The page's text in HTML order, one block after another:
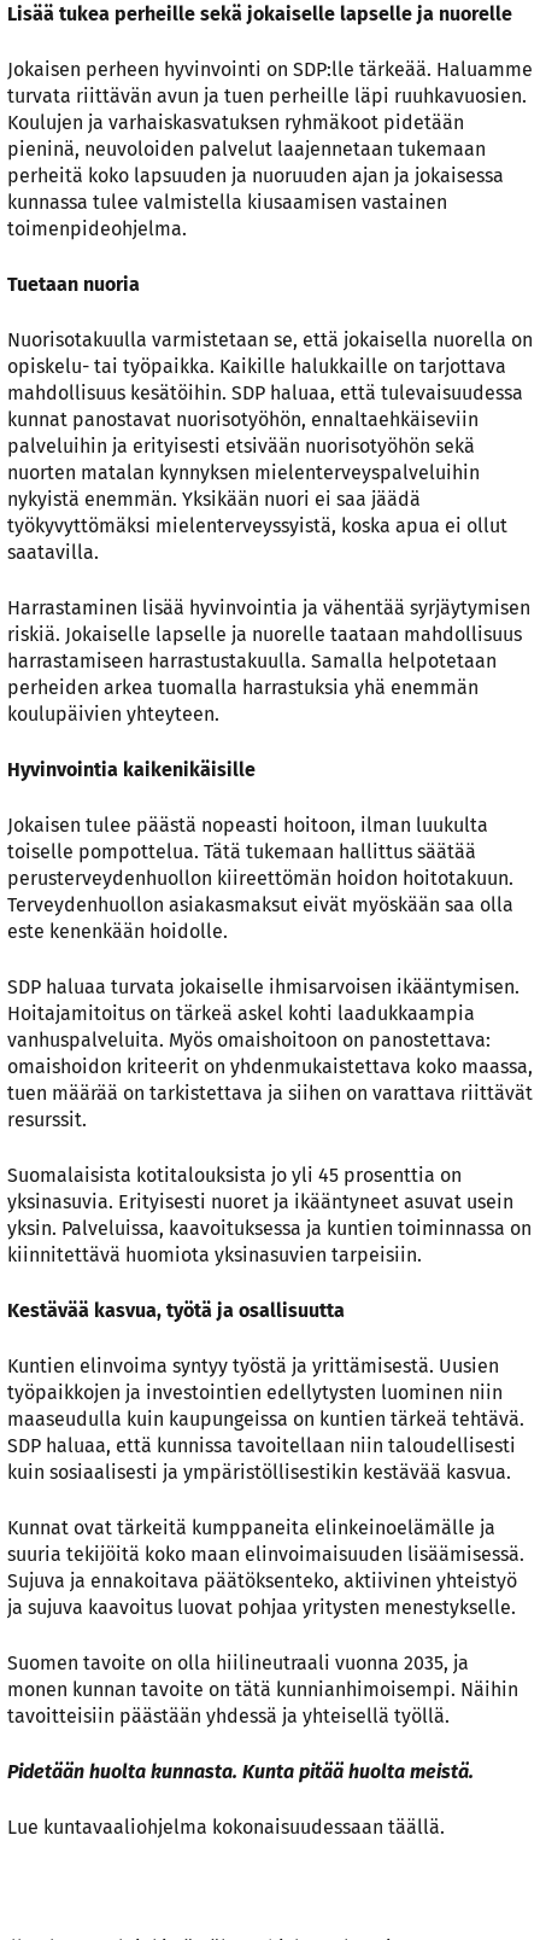
Lisää tukea perheille sekä jokaiselle lapselle ja nuorelle
Jokaisen perheen hyvinvointi on SDP:lle tärkeää. Haluamme
turvata riittävän avun ja tuen perheille läpi ruuhkavuosien.
Koulujen ja varhaiskasvatuksen ryhmäkoot pidetään
pieninä, neuvoloiden palvelut laajennetaan tukemaan
perheitä koko lapsuuden ja nuoruuden ajan ja jokaisessa
kunnassa tulee valmistella kiusaamisen vastainen
toimenpideohjelma.
Tuetaan nuoria
Nuorisotakuulla varmistetaan se, että jokaisella nuorella on
opiskelu- tai työpaikka. Kaikille halukkaille on tarjottava
mahdollisuus kesätöihin. SDP haluaa, että tulevaisuudessa
kunnat panostavat nuorisotyöhön, ennaltaehkäiseviin
palveluihin ja erityisesti etsivään nuorisotyöhön sekä
nuorten matalan kynnyksen mielenterveyspalveluihin
nykyistä enemmän. Yksikään nuori ei saa jäädä
työkyvyttömäksi mielenterveyssyistä, koska apua ei ollut
saatavilla.
Harrastaminen lisää hyvinvointia ja vähentää syrjäytymisen
riskiä. Jokaiselle lapselle ja nuorelle taataan mahdollisuus
harrastamiseen harrastustakuulla. Samalla helpotetaan
perheiden arkea tuomalla harrastuksia yhä enemmän
koulupäivien yhteyteen.
Hyvinvointia kaikenikäisille
Jokaisen tulee päästä nopeasti hoitoon, ilman luukulta
toiselle pompottelua. Tätä tukemaan hallittus säätää
perusterveydenhuollon kiireettömän hoidon hoitotakuun.
Terveydenhuollon asiakasmaksut eivät myöskään saa olla
este kenenkään hoidolle.
SDP haluaa turvata jokaiselle ihmisarvoisen ikääntymisen.
Hoitajamitoitus on tärkeä askel kohti laadukkaampia
vanhuspalveluita. Myös omaishoitoon on panostettava:
omaishoidon kriteerit on yhdenmukaistettava koko maassa,
tuen määrää on tarkistettava ja siihen on varattava riittävät
resurssit.
Suomalaisista kotitalouksista jo yli 45 prosenttia on
yksinasuvia. Erityisesti nuoret ja ikääntyneet asuvat usein
yksin. Palveluissa, kaavoituksessa ja kuntien toiminnassa on
kiinnitettävä huomiota yksinasuvien tarpeisiin.
Kestävää kasvua, työtä ja osallisuutta
Kuntien elinvoima syntyy työstä ja yrittämisestä. Uusien
työpaikkojen ja investointien edellytysten luominen niin
maaseudulla kuin kaupungeissa on kuntien tärkeä tehtävä.
SDP haluaa, että kunnissa tavoitellaan niin taloudellisesti
kuin sosiaalisesti ja ympäristöllisestikin kestävää kasvua.
Kunnat ovat tärkeitä kumppaneita elinkeinoelämälle ja
suuria tekijöitä koko maan elinvoimaisuuden lisäämisessä.
Sujuva ja ennakoitava päätöksenteko, aktiivinen yhteistyö
ja sujuva kaavoitus luovat pohjaa yritysten menestykselle.
Suomen tavoite on olla hiilineutraali vuonna 2035, ja
monen kunnan tavoite on tätä kunnianhimoisempi. Näihin
tavoitteisiin päästään yhdessä ja yhteisellä työllä.
Pidetään huolta kunnasta. Kunta pitää huolta meistä.
Lue kuntavaaliohjelma kokonaisuudessaan täällä.